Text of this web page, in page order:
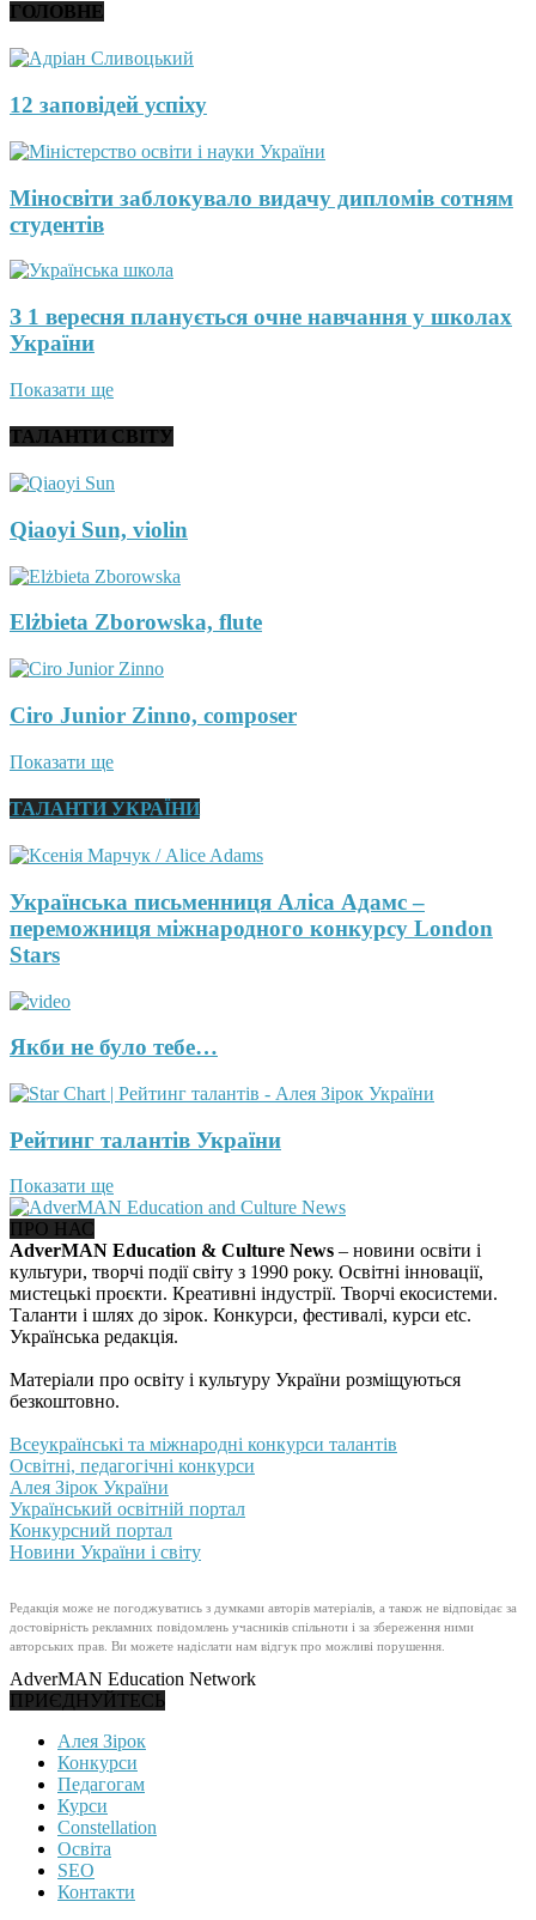
ГОЛОВНЕ
12 заповідей успіху
Міносвіти заблокувало видачу дипломів сотням
студентів
З 1 вересня планується очне навчання у школах
України
Показати ще
ТАЛАНТИ СВІТУ
Qiaoyi Sun, violin
Elżbieta Zborowska, flute
Ciro Junior Zinno, composer
Показати ще
ТАЛАНТИ УКРАЇНИ
Українська письменниця Аліса Адамс –
переможниця міжнародного конкурсу London
Stars
Якби не було тебе…
Рейтинг талантів України
Показати ще
ПРО НАС
AdverMAN Education & Culture News – новини освіти і
культури, творчі події світу з 1990 року. Освітні інновації,
мистецькі проєкти. Креативні індустрії. Творчі екосистеми.
Таланти і шлях до зірок. Конкурси, фестивалі, курси etc.
Українська редакція.
Матеріали про освіту і культуру України розміщуються
безкоштовно.
Всеукраїнські та міжнародні конкурси талантів
Освітні, педагогічні конкурси
Алея Зірок України
Український освітній портал
Конкурсний портал
Новини України і світу
Редакція може не погоджуватись з думками авторів матеріалів, а також не відповідає за
достовірність рекламних повідомлень учасників спільноти і за збереження ними
авторських прав. Ви можете надіслати нам відгук про можливі порушення.
AdverMAN Education Network
ПРИЄДНУЙТЕСЬ
Алея Зірок
Конкурси
Педагогам
Курси
Constellation
Освіта
SEO
Контакти